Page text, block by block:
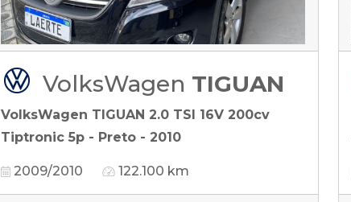
VolksWagen TIGUAN
VolksWagen TIGUAN 2.0 TSI 16V 200cv
Tiptronic 5p - Preto - 2010
2009/2010 122.100 km